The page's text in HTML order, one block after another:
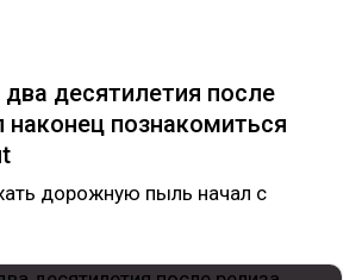
два десятилетия после
наконец познакомиться
дорожную пыль начал с